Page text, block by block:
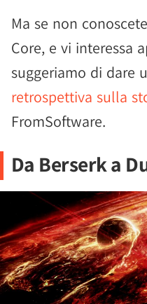
Ma se non
Core, e vi interessa
suggeriamo di dare
retrospettiva sulla
FromSoftware.
Da Berserk a